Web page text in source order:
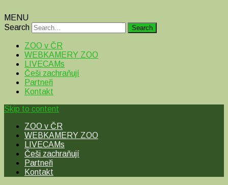
MENU
Search
ZOO v ČR
WEBKAMERY ZOO
LIVECAMs
Češi zachraňují
Partneři
Kontakt
Skip to content
ZOO v ČR
WEBKAMERY ZOO
LIVECAMs
Češi zachraňují
Partneři
Kontakt